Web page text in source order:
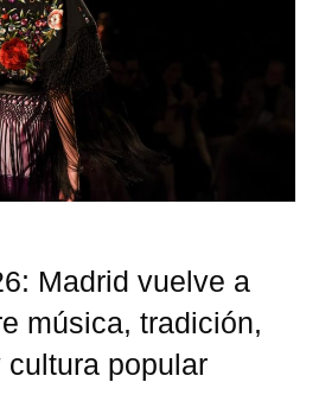
Madrid vuelve a
música, tradición,
popular